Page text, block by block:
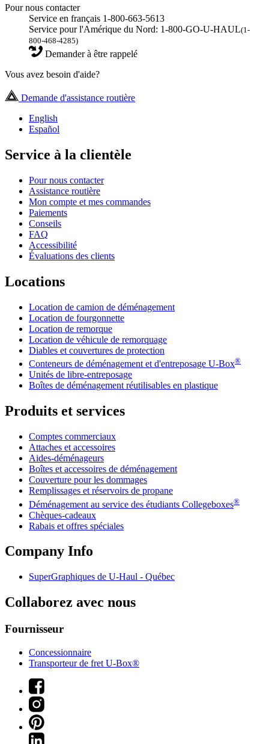
Pour nous contacter
Service en français 1-800-663-5613
Service pour l'Amérique du Nord: 1-800-GO-U-HAUL(1-
800-468-4285)
Demander à être rappelé
Vous avez besoin d'aide?
Demande d'assistance routière
English
Español
Service à la clientèle
Pour nous contacter
Assistance routière
Mon compte et mes commandes
Paiements
Conseils
FAQ
Accessibilité
Évaluations des clients
Locations
Location de camion de déménagement
Location de fourgonnette
Location de remorque
Location de véhicule de remorquage
Diables et couvertures de protection
Conteneurs de déménagement et d'entreposage U-Box®
Unités de libre-entreposage
Boîtes de déménagement réutilisables en plastique
Produits et services
Comptes commerciaux
Attaches et accessoires
Aides-déménageurs
Boîtes et accessoires de déménagement
Couverture pour les dommages
Remplissages et réservoirs de propane
Déménagement au service des étudiants Collegeboxes®
Chèques-cadeaux
Rabais et offres spéciales
Company Info
SuperGraphiques de U-Haul - Québec
Collaborez avec nous
Fournisseur
Concessionnaire
Transporteur de fret U-Box®